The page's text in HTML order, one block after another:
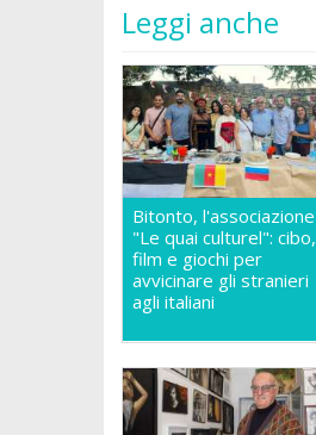
Leggi anche
Bitonto, l'associazione
"Le quai culturel": cibo,
film e giochi per
avvicinare gli stranieri
agli italiani